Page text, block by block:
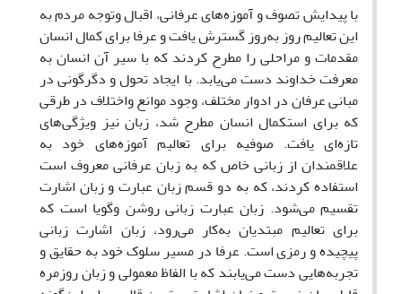
با پیدایش تصوف و آموزه‌های عرفانی، اقبال وتوجه مردم به
این تعالیم روز به‌روز گسترش یافت و عرفا برای کمال انسان
مقدمات و مراحلی را مطرح کردند که با سیر آن انسان به
معرفت خداوند دست می‌یابد. با ایجاد تحول و دگرگونی در
مبانی عرفان در ادوار مختلف، وجود موانع واختلاف در طرقی
که برای استکمال انسان مطرح شد، زبان نیز ویژگی‌های
تازه‌ای یافت. صوفیه برای تعالیم آموزه‌های خود به
علاقمندان از زبانی خاص که به زبان عرفانی معروف است
استفاده کردند، که به دو قسم زبان عبارت و زبان اشارت
تقسیم می‌شود. زبان عبارت زبانی روشن وگویا است که
برای تعالیم مبتدیان به‌کار می‌رود، زبان اشارت زبانی
پیچیده و رمزی است. عرفا در مسیر سلوک خود به حقایق و
تجربه‌هایی دست می‌یابند که با الفاظ معمولی و زبان روزمره